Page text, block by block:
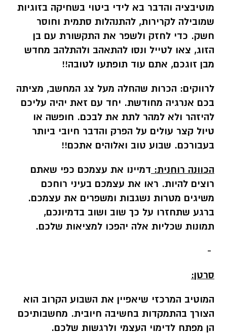
מוטיבציה והדבר בא לידי ביטוי בשחיקה בזוגיות
שמובילה לקרירות, להתנהלות סתמית וחוסר
חשק. כדי לחזק ולשפר את התקשורת עם בן
הזוג, צאו לטייל ונסו להתאהב ולהתלהב מחדש
מבן זוגכם, אתם עוד תופתעו לטובה!!
לרווקים: הכרות שהחלה מעל צג המחשב, מציתה
בכם אנרגיה מחודשת. יחד עם זאת יהיה עליכם
להיזהר ולא למהר לתת את לבכם. חופשה או
טיול קצר עולים על הפרק והדבר חיובי ביותר
בעבורכם. שבוע טוב ואלוהים אתכם!!
הכוונה רוחנית: דמיינו את עצמכם כפי שאתם
רוצים להיות. ראו את עצמכם בעיני רוחכם
משיגים מטרות נשגבות ומשפרים את עצמכם.
ברגע שתחזרו על כך שוב ושוב בדמיונכם,
תמונות שכליות אלה יהפכו למציאות שלכם.
-
סרטן:
המוטיב המרכזי שיאפיין את השבוע הקרוב הוא
הצורך בהתמקדות בחשיבה חיובית. מחשבותיכם
הן מפתח לדימוי העצמי ולרגשות שלכם.